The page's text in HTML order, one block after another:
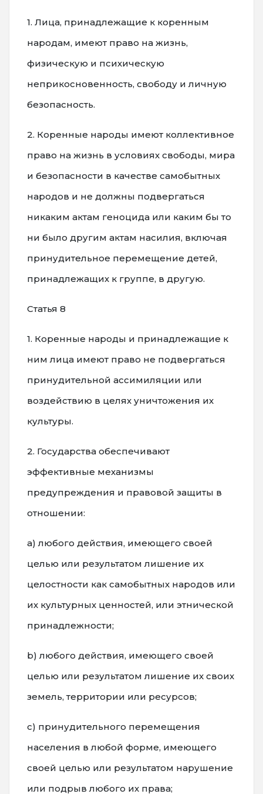
1. Лица, принадлежащие к коренным
народам, имеют право на жизнь,
физическую и психическую
неприкосновенность, свободу и личную
безопасность.
2. Коренные народы имеют коллективное
право на жизнь в условиях свободы, мира
и безопасности в качестве самобытных
народов и не должны подвергаться
никаким актам геноцида или каким бы то
ни было другим актам насилия, включая
принудительное перемещение детей,
принадлежащих к группе, в другую.
Статья 8
1. Коренные народы и принадлежащие к
ним лица имеют право не подвергаться
принудительной ассимиляции или
воздействию в целях уничтожения их
культуры.
2. Государства обеспечивают
эффективные механизмы
предупреждения и правовой защиты в
отношении:
а) любого действия, имеющего своей
целью или результатом лишение их
целостности как самобытных народов или
их культурных ценностей, или этнической
принадлежности;
b) любого действия, имеющего своей
целью или результатом лишение их своих
земель, территории или ресурсов;
с) принудительного перемещения
населения в любой форме, имеющего
своей целью или результатом нарушение
или подрыв любого их права;